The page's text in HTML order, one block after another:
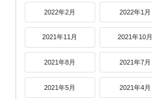
2022年2月 2022年1月
2021年11月 2021年10月
2021年8月 2021年7月
2021年5月 2021年4月